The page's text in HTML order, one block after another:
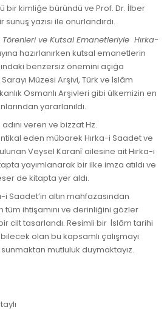
bir kimliğe büründü ve Prof. Dr. İlber
yazısı ile onurlandırdı.
Törenleri ve Kutsal Emanetleriyle Hırka-
hazırlanırken kutsal emanetlerin
benzersiz önemini açığa
Müzesi Arşivi, Türk ve İslâm
Osmanlı Arşivleri gibi ülkemizin en
yararlanıldı.
veren ve bizzat Hz.
eden mübarek Hırka-i Saadet ve
Veysel Karanî ailesine ait Hırka-i
yayımlanarak bir ilke imza atıldı ve
de kitapta yer aldı.
i Saadet’in altın mahfazasından
tüm ihtişamını ve derinliğini gözler
cilt tasarlandı. Resimli bir İslâm tarihi
olan bu kapsamlı çalışmayı
mutluluk duymaktayız.